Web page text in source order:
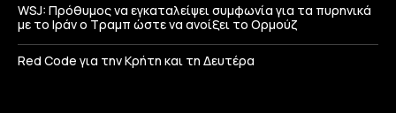
WSJ: Πρόθυμος να εγκαταλείψει συμφωνία για τα πυρηνικά
με το Ιράν ο Τραμπ ώστε να ανοίξει το Ορμούζ
Red Code για την Κρήτη και τη Δευτέρα